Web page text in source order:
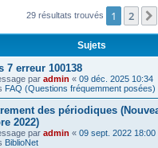
29 résultats trouvés 1 2
Sujets
7 erreur 100138
par admin « 09 déc. 2025 10:34
FAQ (Questions fréquemment posées)
des périodiques
2022)
par admin « 09 sept. 2022 18:00
BiblioNet